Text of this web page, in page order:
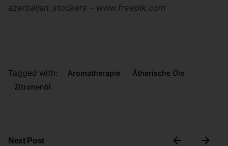
azerbaijan_stockers – www.freepik.com
Tagged with: Aromatherapie
Ätherische Öle
Zitronenöl
Next Post